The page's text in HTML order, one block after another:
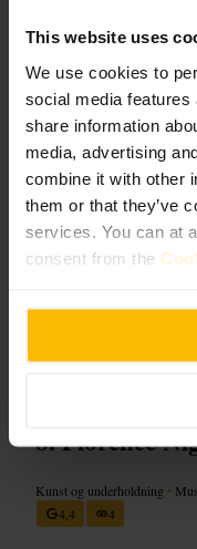
This website uses
We use cookies to
social media
share information
media, advertising
combine it with other
them or that they’ve
services. You can at
consent from the
Du går gjennom flere
lyd- og lysopplevelser
til trukket inn i
attraksjon. Det finnes
omvisningen.
Planlegg ditt
Kjøp billetter på forhånd
sikkerhetskontroll ved
https://
Florence
Kunst og underholdning •
4,4
4